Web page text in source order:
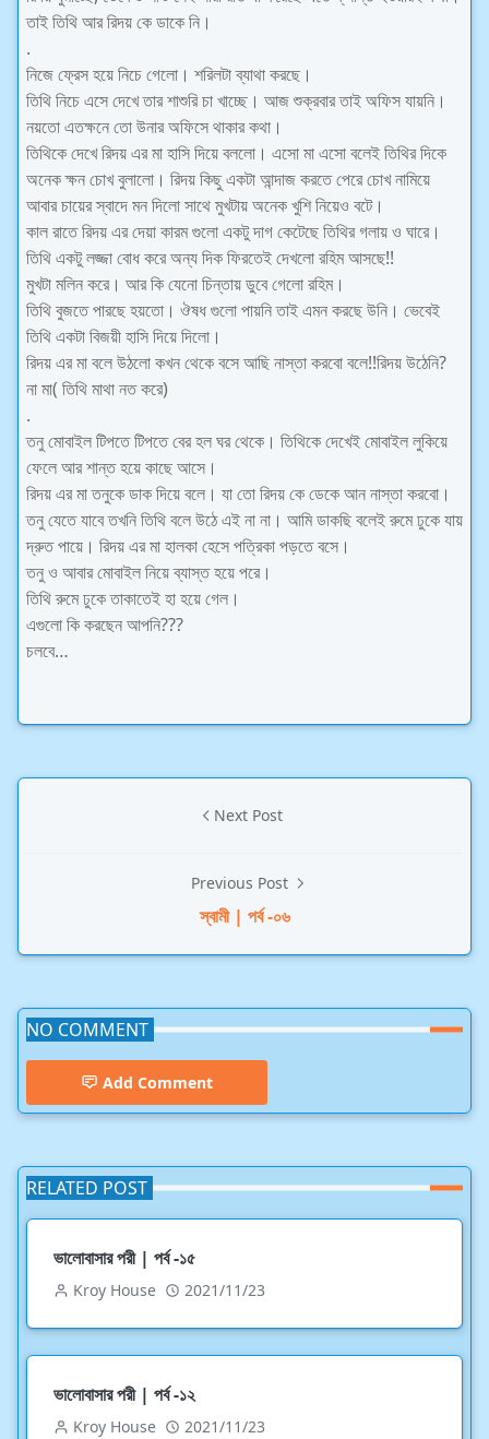
তাই তিথি আর রিদয় কে ডাকে নি।
.
নিজে ফ্রেস হয়ে নিচে গেলো। শরিলটা ব্যাথা করছে।
তিথি নিচে এসে দেখে তার শাশুরি চা খাচ্ছে। আজ শুক্রবার তাই অফিস যায়নি।
নয়তো এতক্ষনে তো উনার অফিসে থাকার কথা।
তিথিকে দেখে রিদয় এর মা হাসি দিয়ে বললো। এসো মা এসো বলেই তিথির দিকে
অনেক ক্ষন চোখ বুলালো। রিদয় কিছু একটা আন্দাজ করতে পেরে চোখ নামিয়ে
আবার চায়ের স্বাদে মন দিলো সাথে মুখটায় অনেক খুশি নিয়েও বটে।
কাল রাতে রিদয় এর দেয়া কারম গুলো একটু দাগ কেটেছে তিথির গলায় ও ঘারে।
তিথি একটু লজ্জা বোধ করে অন্য দিক ফিরতেই দেখলো রহিম আসছে!!
মুখটা মলিন করে। আর কি যেনো চিন্তায় ডুবে গেলো রহিম।
তিথি বুজতে পারছে হয়তো। ঔষধ গুলো পায়নি তাই এমন করছে উনি। ভেবেই
তিথি একটা বিজয়ী হাসি দিয়ে দিলো।
রিদয় এর মা বলে উঠলো কখন থেকে বসে আছি নাস্তা করবো বলে!!রিদয় উঠেনি?
না মা( তিথি মাথা নত করে)
.
তনু মোবাইল টিপতে টিপতে বের হল ঘর থেকে। তিথিকে দেখেই মোবাইল লুকিয়ে
ফেলে আর শান্ত হয়ে কাছে আসে।
রিদয় এর মা তনুকে ডাক দিয়ে বলে। যা তো রিদয় কে ডেকে আন নাস্তা করবো।
তনু যেতে যাবে তখনি তিথি বলে উঠে এই না না। আমি ডাকছি বলেই রুমে ঢুকে যায়
দ্রুত পায়ে। রিদয় এর মা হালকা হেসে পত্রিকা পড়তে বসে।
তনু ও আবার মোবাইল নিয়ে ব্যাস্ত হয়ে পরে।
তিথি রুমে ঢুকে তাকাতেই হা হয়ে গেল।
এগুলো কি করছেন আপনি???
চলবে…
Next Post
Previous Post
স্বামী | পর্ব -০৬
NO COMMENT
Add Comment
RELATED POST
ভালোবাসার পরী | পর্ব -১৫
Kroy House 2021/11/23
ভালোবাসার পরী | পর্ব -১২
Kroy House 2021/11/23